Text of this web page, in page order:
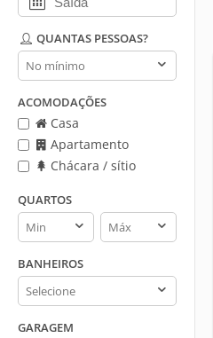
QUANTAS PESSOAS?
Quantas
pessoas?
ACOMODAÇÕES
Casa
Apartamento
Chácara / sítio
QUARTOS
Quartos
min
Quartos
max
BANHEIROS
Banheiros
GARAGEM